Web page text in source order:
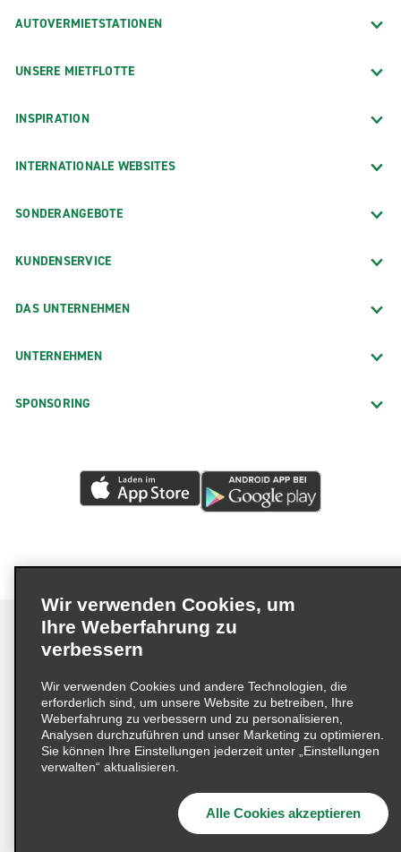
AUTOVERMIETSTATIONEN
UNSERE MIETFLOTTE
INSPIRATION
INTERNATIONALE WEBSITES
SONDERANGEBOTE
KUNDENSERVICE
DAS UNTERNEHMEN
UNTERNEHMEN
SPONSORING
Impressum Nutzungsbedingungen
Datenschutzrichtlinie
Cookie-Richtlinie
Datenschutzoptionen
Lieferkettensorgfaltspflichtengesetz (LkSG) Grundsatzerklärung
Beschwerdeverfahren nach dem
© 2026 Enterprise Holdings, Inc. Alle Rechte vorbehalten
Wir verwenden Cookies, um
Ihre Weberfahrung zu
verbessern
Wir verwenden Cookies und andere Technologien, die
erforderlich sind, um unsere Website zu betreiben, Ihre
Weberfahrung zu verbessern und zu personalisieren,
Analysen durchzuführen und unser Marketing zu optimieren.
Sie können Ihre Einstellungen jederzeit unter „Einstellungen
verwalten“ aktualisieren.
Alle Cookies akzeptieren